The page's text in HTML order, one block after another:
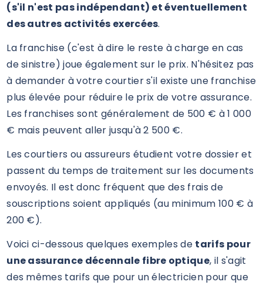
(s'il n'est pas indépendant) et éventuellement
des autres activités exercées.
La franchise (c'est à dire le reste à charge en cas
de sinistre) joue également sur le prix. N'hésitez pas
à demander à votre courtier s'il existe une franchise
plus élevée pour réduire le prix de votre assurance.
Les franchises sont généralement de 500 € à 1 000
€ mais peuvent aller jusqu'à 2 500 €.
Les courtiers ou assureurs étudient votre dossier et
passent du temps de traitement sur les documents
envoyés. Il est donc fréquent que des frais de
souscriptions soient appliqués (au minimum 100 € à
200 €).
Voici ci-dessous quelques exemples de tarifs pour
une assurance décennale fibre optique, il s'agit
des mêmes tarifs que pour un électricien pour que